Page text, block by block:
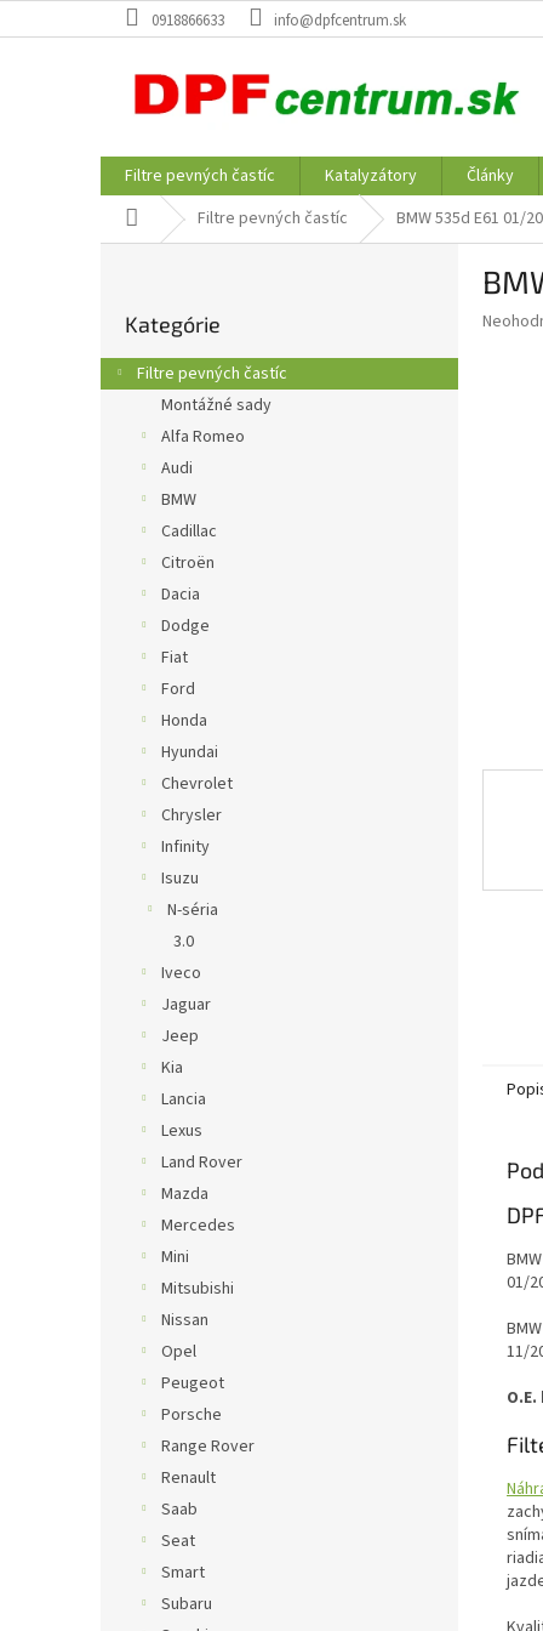
na
0918866633 info@dpfcentrum.sk
Filtre pevných častíc Katalyzátory Články
DomovFiltre pevných častíc BMW 535d E61 01/
ý
p
kategórie
Kategórie
Filtre pevných častíc
Montážné sady
Alfa Romeo
Audi
BMW
Cadillac
Citroën
Dacia
Dodge
Fiat
Ford
Honda
Hyundai
Chevrolet
Chrysler
Infinity
Isuzu
N-séria
3.0
Iveco
Jaguar
Jeep
Kia
Lancia
Lexus
Land Rover
Mazda
Mercedes
Mini
Mitsubishi
Nissan
Opel
Peugeot
Porsche
Range Rover
Renault
Saab
Seat
Smart
Subaru
01/
11/